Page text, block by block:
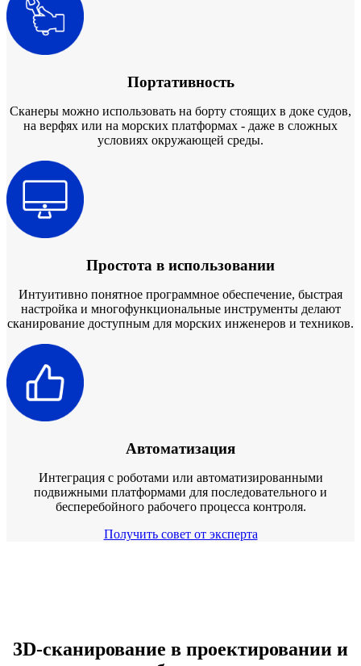
Портативность
Сканеры можно использовать на борту стоящих в доке судов,
на верфях или на морских платформах - даже в сложных
условиях окружающей среды.
Простота в использовании
Интуитивно понятное программное обеспечение, быстрая
настройка и многофункциональные инструменты делают
сканирование доступным для морских инженеров и техников.
Автоматизация
Интеграция с роботами или автоматизированными
подвижными платформами для последовательного и
бесперебойного рабочего процесса контроля.
Получить совет от эксперта
3D-сканирование в проектировании и